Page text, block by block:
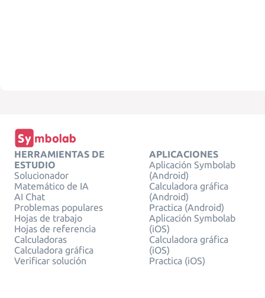
HERRAMIENTAS DE
ESTUDIO
Solucionador
Matemático de IA
AI Chat
Problemas populares
Hojas de trabajo
Hojas de referencia
Calculadoras
Calculadora gráfica
Verificar solución
APLICACIONES
Aplicación Symbolab
(Android)
Calculadora gráfica
(Android)
Practica (Android)
Aplicación Symbolab
(iOS)
Calculadora gráfica
(iOS)
Practica (iOS)